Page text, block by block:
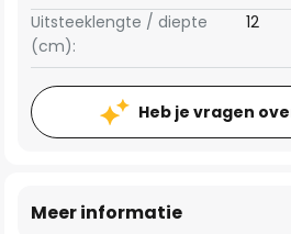
Uitsteeklengte / diepte
(cm):
12
Heb je vragen
Meer informatie